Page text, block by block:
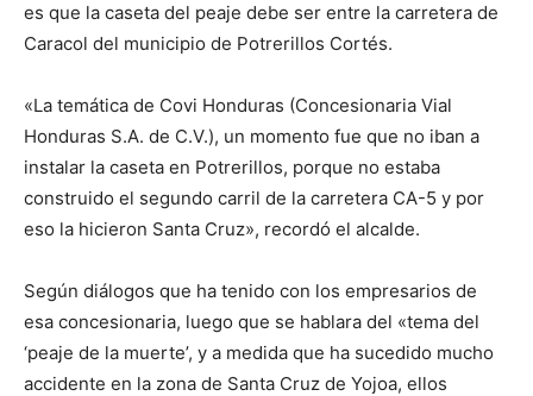
es que la caseta del peaje debe ser entre la carretera de
Caracol del municipio de Potrerillos Cortés.
«La temática de Covi Honduras (Concesionaria Vial
Honduras S.A. de C.V.), un momento fue que no iban a
instalar la caseta en Potrerillos, porque no estaba
construido el segundo carril de la carretera CA-5 y por
eso la hicieron Santa Cruz», recordó el alcalde.
Según diálogos que ha tenido con los empresarios de
esa concesionaria, luego que se hablara del «tema del
‘peaje de la muerte’, y a medida que ha sucedido mucho
accidente en la zona de Santa Cruz de Yojoa, ellos